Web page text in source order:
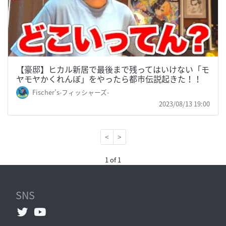
【豪邸】ヒカル新居で最後まで残ってはいけない「モ
ヤモヤかくれんぼ」をやったら都市伝説起きた！！
Fischer's-フィッシャーズ-
2023/08/13 19:00
< >
1 of 1
SNS